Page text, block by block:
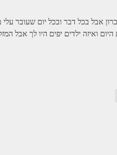
ואיזה ילדים יפים היו לך אבל